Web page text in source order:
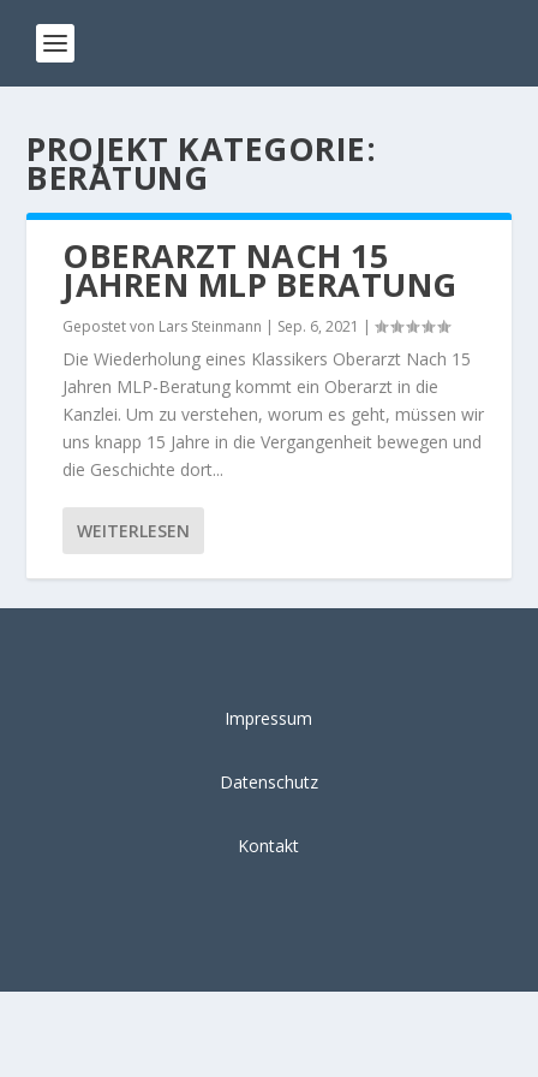
PROJEKT KATEGORIE:
BERATUNG
OBERARZT NACH 15
JAHREN MLP BERATUNG
Gepostet von Lars Steinmann | Sep. 6, 2021 |
Die Wiederholung eines Klassikers Oberarzt Nach 15
Jahren MLP-Beratung kommt ein Oberarzt in die
Kanzlei. Um zu verstehen, worum es geht, müssen wir
uns knapp 15 Jahre in die Vergangenheit bewegen und
die Geschichte dort...
WEITERLESEN
Impressum
Datenschutz
Kontakt